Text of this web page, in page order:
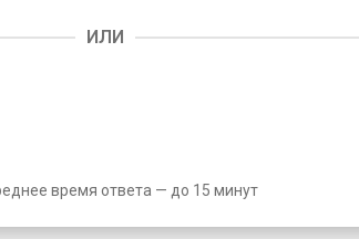
ИЛИ
время ответа — до 15 минут